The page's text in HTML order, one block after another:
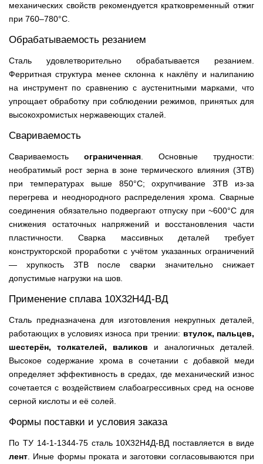
механических свойств рекомендуется кратковременный отжиг
при 760–780°С.
Обрабатываемость резанием
Сталь удовлетворительно обрабатывается резанием.
Ферритная структура менее склонна к наклёпу и налипанию
на инструмент по сравнению с аустенитными марками, что
упрощает обработку при соблюдении режимов, принятых для
высокохромистых нержавеющих сталей.
Свариваемость
Свариваемость ограниченная . Основные трудности:
необратимый рост зерна в зоне термического влияния (ЗТВ)
при температурах выше 850°С; охрупчивание ЗТВ из-за
перегрева и неоднородного распределения хрома. Сварные
соединения обязательно подвергают отпуску при ~600°С для
снижения остаточных напряжений и восстановления части
пластичности. Сварка массивных деталей требует
конструкторской проработки с учётом указанных ограничений
— хрупкость ЗТВ после сварки значительно снижает
допустимые нагрузки на шов.
Применение сплава 10Х32Н4Д-ВД
Сталь предназначена для изготовления некрупных деталей,
работающих в условиях износа при трении: втулок, пальцев,
шестерён, толкателей, валиков и аналогичных деталей.
Высокое содержание хрома в сочетании с добавкой меди
определяет эффективность в средах, где механический износ
сочетается с воздействием слабоагрессивных сред на основе
серной кислоты и её солей.
Формы поставки и условия заказа
По ТУ 14-1-1344-75 сталь 10Х32Н4Д-ВД поставляется в виде
лент . Иные формы проката и заготовки согласовываются при